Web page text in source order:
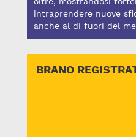
intraprendere nuove
anche al di fuori del
BRANO